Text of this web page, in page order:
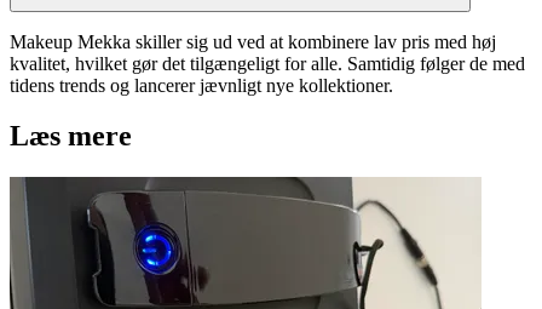
Makeup Mekka skiller sig ud ved at kombinere lav pris med høj
kvalitet, hvilket gør det tilgængeligt for alle. Samtidig følger de med
tidens trends og lancerer jævnligt nye kollektioner.
Læs mere